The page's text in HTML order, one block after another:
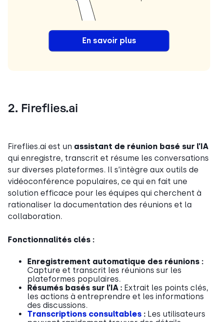
En savoir plus
2. Fireflies.ai
Fireflies.ai est un assistant de réunion basé sur l’IA
qui enregistre, transcrit et résume les conversations
sur diverses plateformes. Il s’intègre aux outils de
vidéoconférence populaires, ce qui en fait une
solution efficace pour les équipes qui cherchent à
rationaliser la documentation des réunions et la
collaboration.
Fonctionnalités clés :
Enregistrement automatique des réunions :
Capture et transcrit les réunions sur les
plateformes populaires.
Résumés basés sur l’IA : Extrait les points clés,
les actions à entreprendre et les informations
des discussions.
Transcriptions consultables : Les utilisateurs